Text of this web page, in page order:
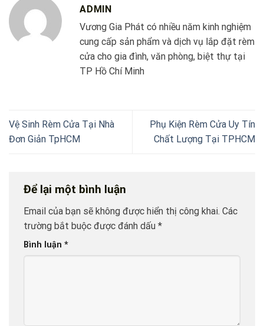
ADMIN
Vương Gia Phát có nhiều năm kinh nghiệm
cung cấp sản phẩm và dịch vụ lắp đặt rèm
cửa cho gia đình, văn phòng, biệt thự tại
TP Hồ Chí Minh
Vệ Sinh Rèm Cửa Tại Nhà
Đơn Giản TpHCM
Phụ Kiện Rèm Cửa Uy Tín
Chất Lượng Tại TPHCM
Để lại một bình luận
Email của bạn sẽ không được hiển thị công khai. Các
trường bắt buộc được đánh dấu *
Bình luận *